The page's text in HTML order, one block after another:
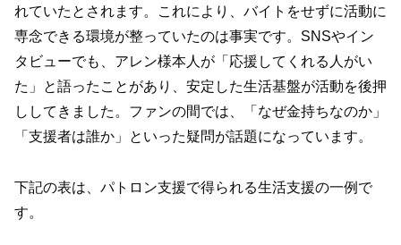
れていたとされます。これにより、バイトをせずに活動に
専念できる環境が整っていたのは事実です。SNSやイン
タビューでも、アレン様本人が「応援してくれる人がい
た」と語ったことがあり、安定した生活基盤が活動を後押
ししてきました。ファンの間では、「なぜ金持ちなのか」
「支援者は誰か」といった疑問が話題になっています。
下記の表は、パトロン支援で得られる生活支援の一例で
す。